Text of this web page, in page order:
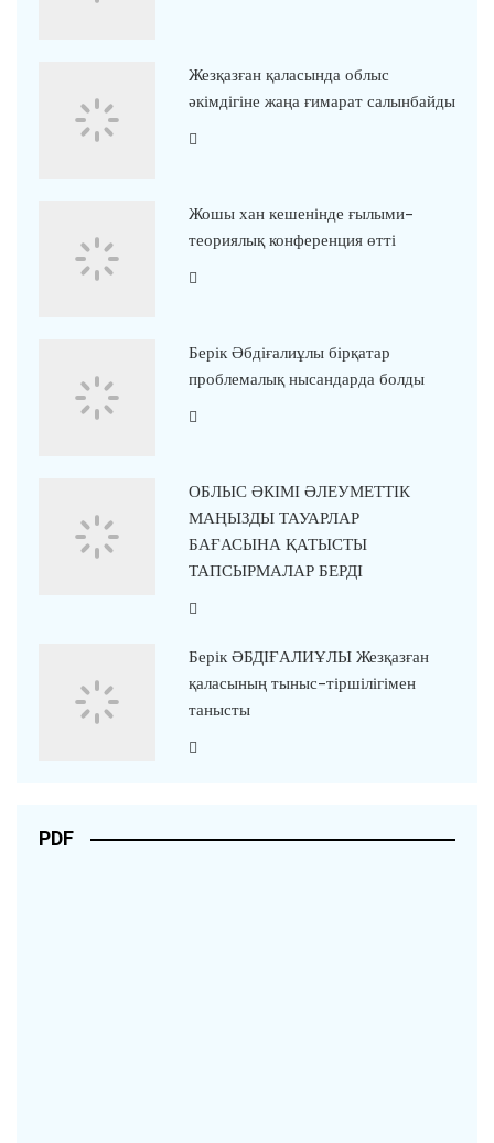
Жезқазған қаласында облыс
әкімдігіне жаңа ғимарат салынбайды
Жошы хан кешенінде ғылыми-
теориялық конференция өтті
Берік Әбдіғалиұлы бірқатар
проблемалық нысандарда болды
ОБЛЫС ӘКІМІ ӘЛЕУМЕТТІК
МАҢЫЗДЫ ТАУАРЛАР
БАҒАСЫНА ҚАТЫСТЫ
ТАПСЫРМАЛАР БЕРДІ
Берік ӘБДІҒАЛИҰЛЫ Жезқазған
қаласының тыныс-тіршілігімен
танысты
PDF